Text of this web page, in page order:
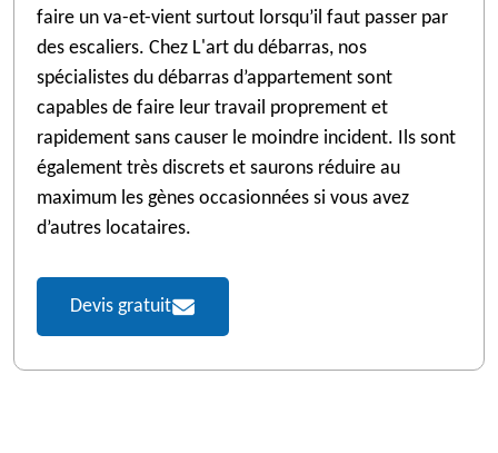
faire un va-et-vient surtout lorsqu’il faut passer par
des escaliers. Chez L'art du débarras, nos
spécialistes du débarras d’appartement sont
capables de faire leur travail proprement et
rapidement sans causer le moindre incident. Ils sont
également très discrets et saurons réduire au
maximum les gènes occasionnées si vous avez
d’autres locataires.
Devis gratuit